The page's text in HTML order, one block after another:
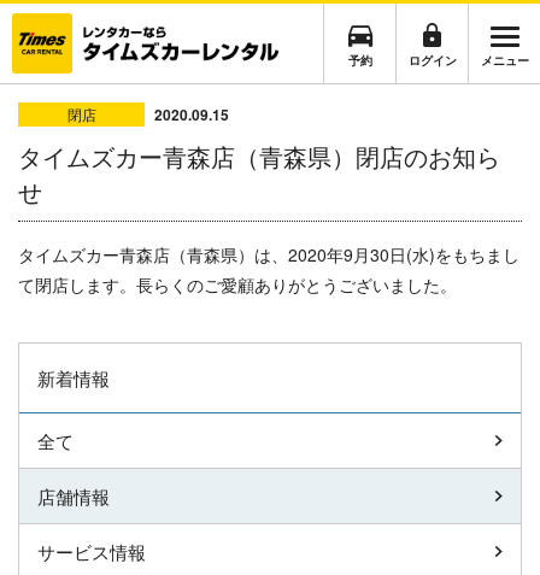
予約 ログイン メニュー
閉店 2020.09.15
タイムズカー青森店（青森県）閉店のお知ら
せ
タイムズカー青森店（青森県） は、 2020年9月30日(水)をもちまし
て閉店します。 長らくのご愛顧ありがとうございました。
新着情報
全て
店舗情報
サービス情報